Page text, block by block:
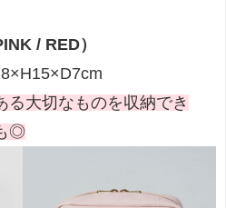
/ RED）
る大切なものを収納でき
◎